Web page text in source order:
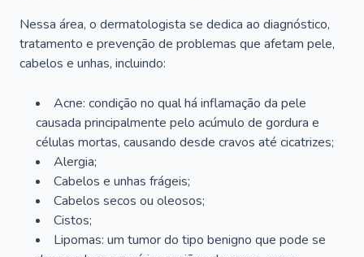
Nessa área, o dermatologista se dedica ao diagnóstico,
tratamento e prevenção de problemas que afetam pele,
cabelos e unhas, incluindo:
Acne: condição no qual há inflamação da pele
causada principalmente pelo acúmulo de gordura e
células mortas, causando desde cravos até cicatrizes;
Alergia;
Cabelos e unhas frágeis;
Cabelos secos ou oleosos;
Cistos;
Lipomas: um tumor do tipo benigno que pode se